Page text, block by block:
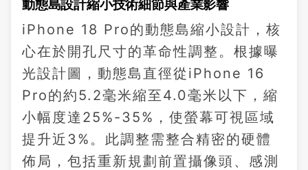
動態島設計縮小技術細節與產業影響
iPhone 18 Pro的動態島縮小設計，核
心在於開孔尺寸的革命性調整。根據曝
光設計圖，動態島直徑從iPhone 16
Pro的約5.2毫米縮至4.0毫米以下，縮
小幅度達25%-35%，使螢幕可視區域
提升近3%。此調整需整合精密的硬體
佈局，包括重新規劃前置攝像頭、感測